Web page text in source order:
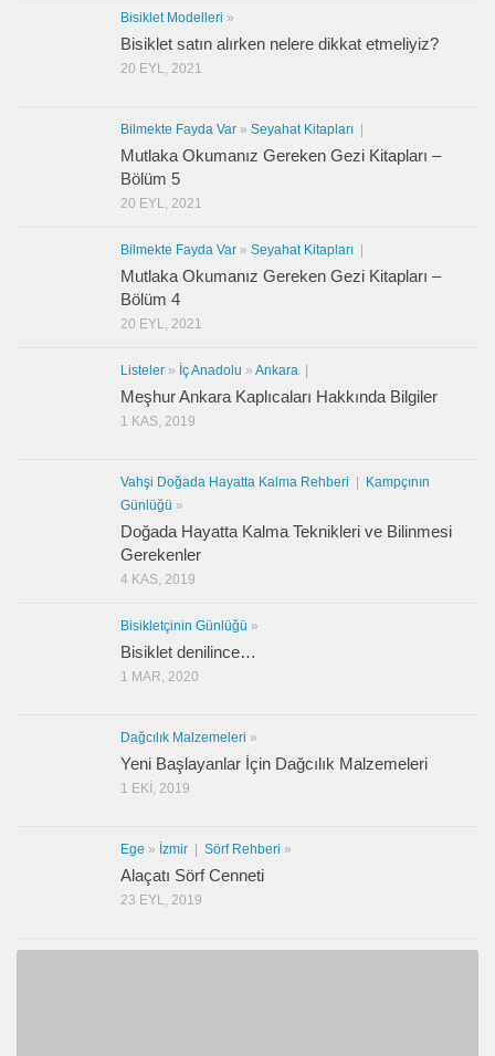
Bisiklet Modelleri »
Bisiklet satın alırken nelere dikkat etmeliyiz?
20 EYL, 2021
Bilmekte Fayda Var » Seyahat Kitapları
Mutlaka Okumanız Gereken Gezi Kitapları –
Bölüm 5
20 EYL, 2021
Bilmekte Fayda Var » Seyahat Kitapları
Mutlaka Okumanız Gereken Gezi Kitapları –
Bölüm 4
20 EYL, 2021
Listeler » İç Anadolu » Ankara
Meşhur Ankara Kaplıcaları Hakkında Bilgiler
1 KAS, 2019
Vahşi Doğada Hayatta Kalma Rehberi
Kampçının
Günlüğü »
Doğada Hayatta Kalma Teknikleri ve Bilinmesi
Gerekenler
4 KAS, 2019
Bisikletçinin Günlüğü »
Bisiklet denilince…
1 MAR, 2020
Dağcılık Malzemeleri »
Yeni Başlayanlar İçin Dağcılık Malzemeleri
1 EKI, 2019
Ege » İzmir Sörf Rehberi »
Alaçatı Sörf Cenneti
23 EYL, 2019